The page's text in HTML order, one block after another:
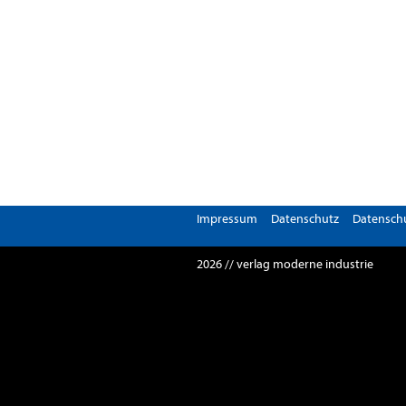
Impressum Datenschutz
2026 // verlag moderne industrie